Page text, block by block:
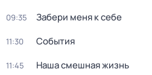
09:35 Забери меня к себе
11:30 События
11:45 Наша смешная жизнь